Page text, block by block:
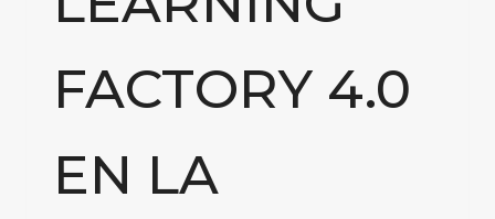
FACTORY 4.0
EN LA